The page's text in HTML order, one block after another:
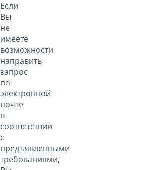
Если
Вы
не
имеете
возможности
направить
запрос
по
электронной
почте
в
соответствии
с
предъявленными
требованиями,